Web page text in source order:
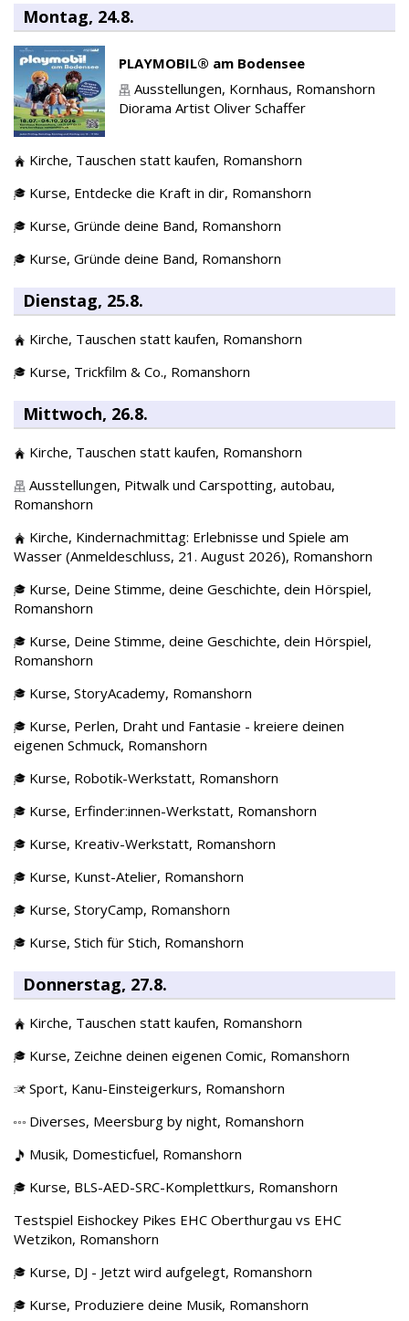
Montag, 24.8.
PLAYMOBIL® am Bodensee
Ausstellungen, Kornhaus, Romanshorn
Diorama Artist Oliver Schaffer
Kirche, Tauschen statt kaufen, Romanshorn
Kurse, Entdecke die Kraft in dir, Romanshorn
Kurse, Gründe deine Band, Romanshorn
Kurse, Gründe deine Band, Romanshorn
Dienstag, 25.8.
Kirche, Tauschen statt kaufen, Romanshorn
Kurse, Trickfilm & Co., Romanshorn
Mittwoch, 26.8.
Kirche, Tauschen statt kaufen, Romanshorn
Ausstellungen, Pitwalk und Carspotting, autobau,
Romanshorn
Kirche, Kindernachmittag: Erlebnisse und Spiele am
Wasser (Anmeldeschluss, 21. August 2026), Romanshorn
Kurse, Deine Stimme, deine Geschichte, dein Hörspiel,
Romanshorn
Kurse, Deine Stimme, deine Geschichte, dein Hörspiel,
Romanshorn
Kurse, StoryAcademy, Romanshorn
Kurse, Perlen, Draht und Fantasie - kreiere deinen
eigenen Schmuck, Romanshorn
Kurse, Robotik-Werkstatt, Romanshorn
Kurse, Erfinder:innen-Werkstatt, Romanshorn
Kurse, Kreativ-Werkstatt, Romanshorn
Kurse, Kunst-Atelier, Romanshorn
Kurse, StoryCamp, Romanshorn
Kurse, Stich für Stich, Romanshorn
Donnerstag, 27.8.
Kirche, Tauschen statt kaufen, Romanshorn
Kurse, Zeichne deinen eigenen Comic, Romanshorn
Sport, Kanu-Einsteigerkurs, Romanshorn
Diverses, Meersburg by night, Romanshorn
Musik, Domesticfuel, Romanshorn
Kurse, BLS-AED-SRC-Komplettkurs, Romanshorn
Testspiel Eishockey Pikes EHC Oberthurgau vs EHC
Wetzikon, Romanshorn
Kurse, DJ - Jetzt wird aufgelegt, Romanshorn
Kurse, Produziere deine Musik, Romanshorn